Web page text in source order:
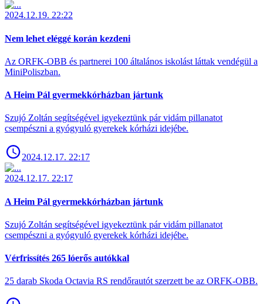
2024.12.19. 22:22
Nem lehet eléggé korán kezdeni
Az ORFK-OBB és partnerei 100 általános iskolást láttak vendégül a
MiniPoliszban.
A Heim Pál gyermekkórházban jártunk
Szujó Zoltán segítségével igyekeztünk pár vidám pillanatot
csempészni a gyógyuló gyerekek kórházi idejébe.
2024.12.17. 22:17
2024.12.17. 22:17
A Heim Pál gyermekkórházban jártunk
Szujó Zoltán segítségével igyekeztünk pár vidám pillanatot
csempészni a gyógyuló gyerekek kórházi idejébe.
Vérfrissítés 265 lóerős autókkal
25 darab Skoda Octavia RS rendőrautót szerzett be az ORFK-OBB.